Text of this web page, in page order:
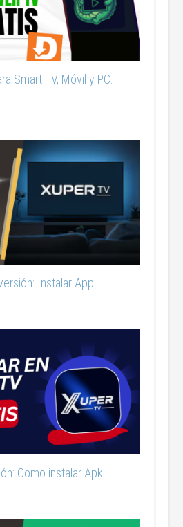
Smart TV, Móvil y PC:
Instalar App
Como instalar Apk